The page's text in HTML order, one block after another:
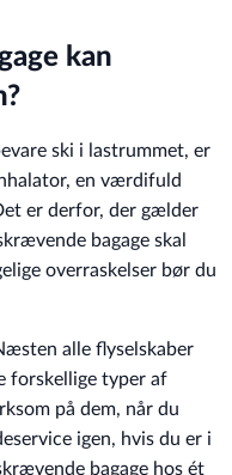
kan
ski i lastrummet, er
en værdifuld
er derfor, der gælder
bagage skal
overraskelser bør du
alle flyselskaber
forskellige typer af
på dem, når du
igen, hvis du er i
bagage hos ét